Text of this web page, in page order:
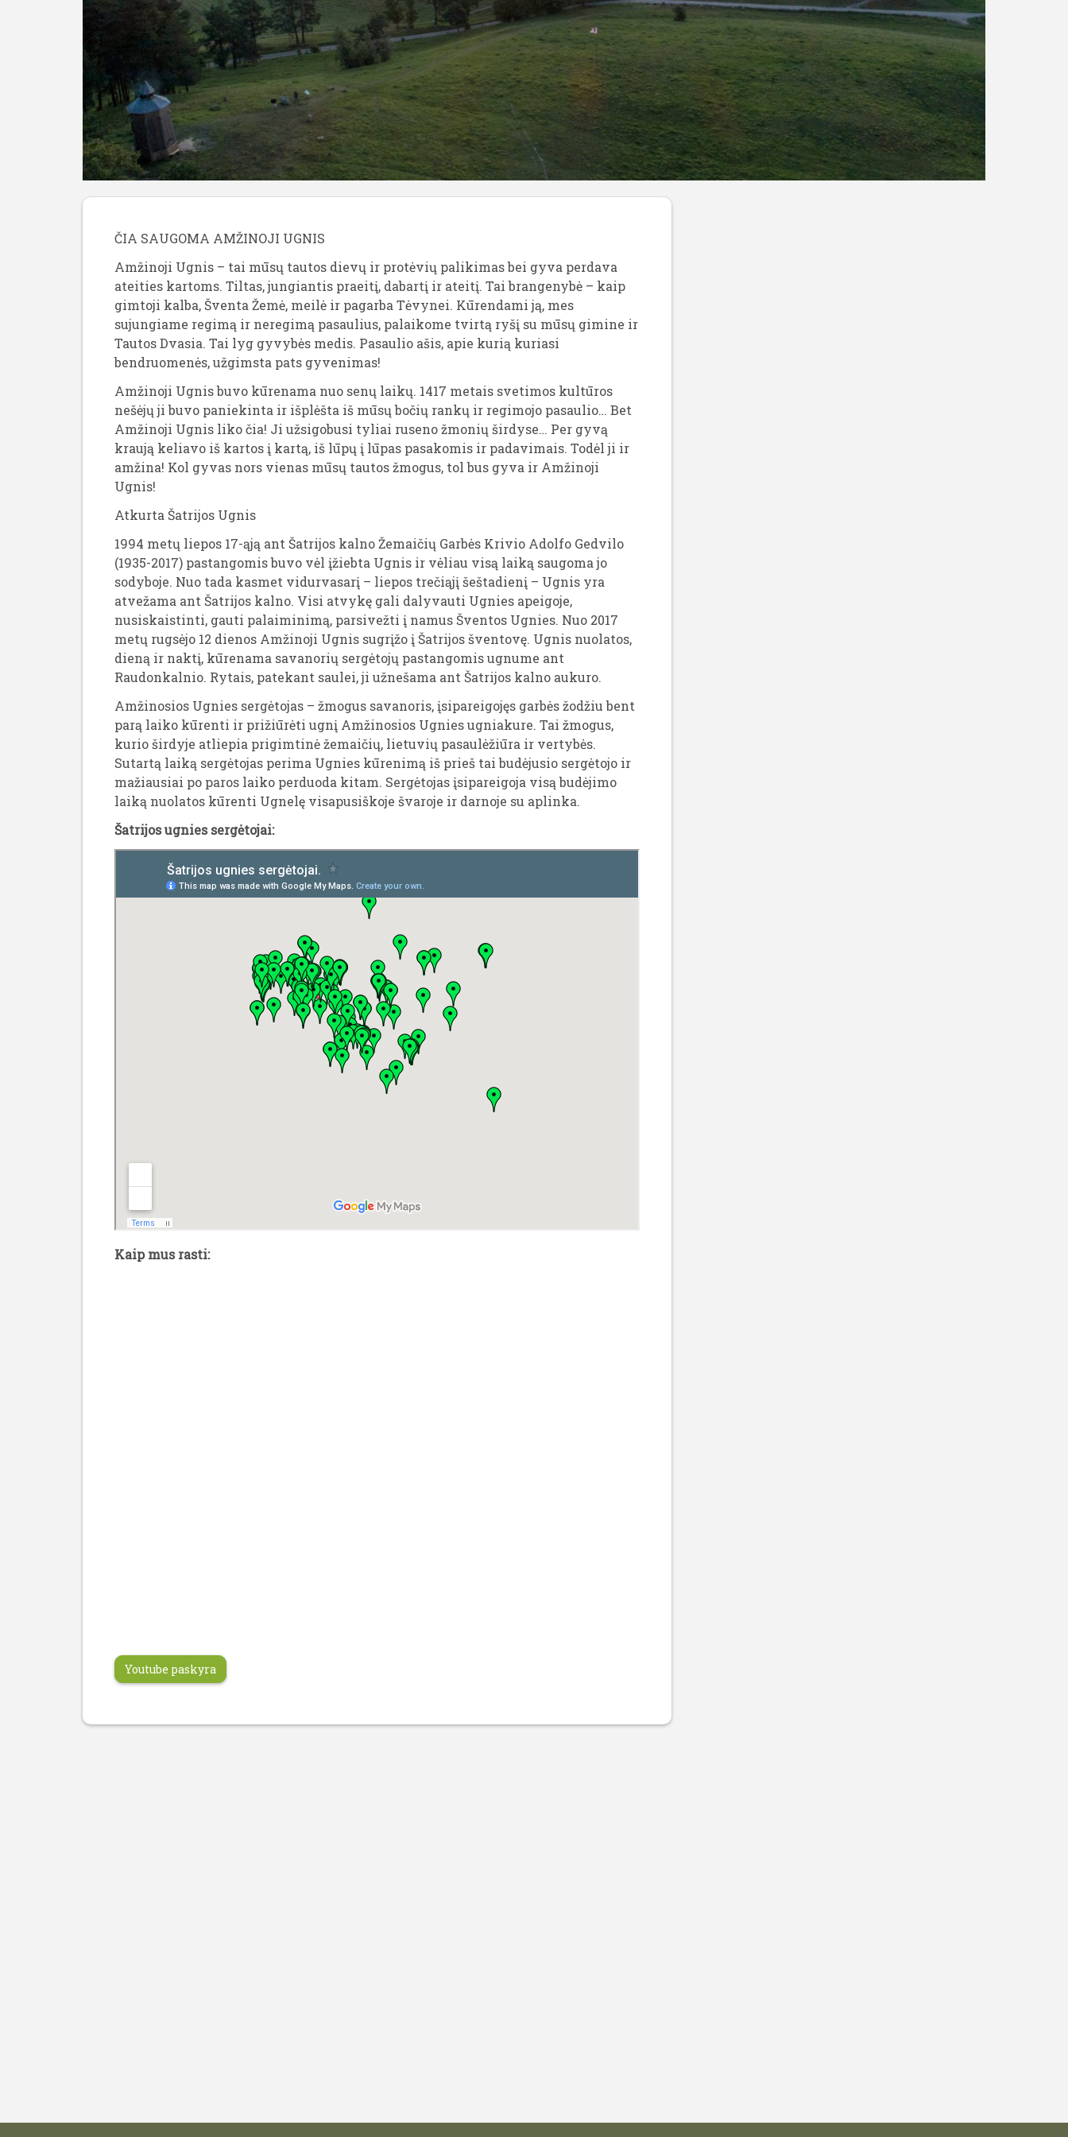
ČIA SAUGOMA AMŽINOJI UGNIS
Amžinoji Ugnis – tai mūsų tautos dievų ir protėvių palikimas bei gyva perdava
ateities kartoms. Tiltas, jungiantis praeitį, dabartį ir ateitį. Tai brangenybė – kaip
gimtoji kalba, Šventa Žemė, meilė ir pagarba Tėvynei. Kūrendami ją, mes
sujungiame regimą ir neregimą pasaulius, palaikome tvirtą ryšį su mūsų gimine ir
Tautos Dvasia. Tai lyg gyvybės medis. Pasaulio ašis, apie kurią kuriasi
bendruomenės, užgimsta pats gyvenimas!
Amžinoji Ugnis buvo kūrenama nuo senų laikų. 1417 metais svetimos kultūros
nešėjų ji buvo paniekinta ir išplėšta iš mūsų bočių rankų ir regimojo pasaulio… Bet
Amžinoji Ugnis liko čia! Ji užsigobusi tyliai ruseno žmonių širdyse… Per gyvą
kraują keliavo iš kartos į kartą, iš lūpų į lūpas pasakomis ir padavimais. Todėl ji ir
amžina! Kol gyvas nors vienas mūsų tautos žmogus, tol bus gyva ir Amžinoji
Ugnis!
Atkurta Šatrijos Ugnis
1994 metų liepos 17-ąją ant Šatrijos kalno Žemaičių Garbės Krivio Adolfo Gedvilo
(1935-2017) pastangomis buvo vėl įžiebta Ugnis ir vėliau visą laiką saugoma jo
sodyboje. Nuo tada kasmet vidurvasarį – liepos trečiąjį šeštadienį – Ugnis yra
atvežama ant Šatrijos kalno. Visi atvykę gali dalyvauti Ugnies apeigoje,
nusiskaistinti, gauti palaiminimą, parsivežti į namus Šventos Ugnies. Nuo 2017
metų rugsėjo 12 dienos Amžinoji Ugnis sugrįžo į Šatrijos šventovę. Ugnis nuolatos,
dieną ir naktį, kūrenama savanorių sergėtojų pastangomis ugnume ant
Raudonkalnio. Rytais, patekant saulei, ji užnešama ant Šatrijos kalno aukuro.
Amžinosios Ugnies sergėtojas – žmogus savanoris, įsipareigojęs garbės žodžiu bent
parą laiko kūrenti ir prižiūrėti ugnį Amžinosios Ugnies ugniakure. Tai žmogus,
kurio širdyje atliepia prigimtinė žemaičių, lietuvių pasaulėžiūra ir vertybės.
Sutartą laiką sergėtojas perima Ugnies kūrenimą iš prieš tai budėjusio sergėtojo ir
mažiausiai po paros laiko perduoda kitam. Sergėtojas įsipareigoja visą budėjimo
laiką nuolatos kūrenti Ugnelę visapusiškoje švaroje ir darnoje su aplinka.
Šatrijos ugnies sergėtojai:
Kaip mus rasti:
Youtube paskyra